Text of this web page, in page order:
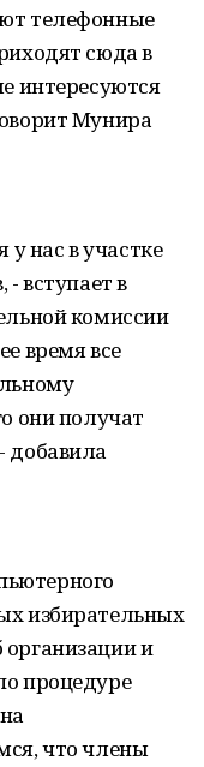
телефонные
сюда в
интересуются
Мунира
у нас в участке
вступает в
комиссии
время все
они получат
добавила
избирательных
и
процедуре
что члены